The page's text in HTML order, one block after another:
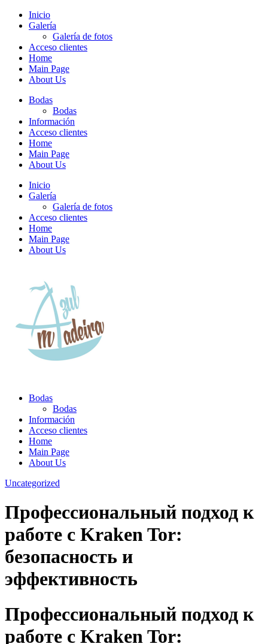
Inicio
Galería
Galería de fotos
Acceso clientes
Home
Main Page
About Us
Bodas
Bodas
Información
Acceso clientes
Home
Main Page
About Us
Inicio
Galería
Galería de fotos
Acceso clientes
Home
Main Page
About Us
Bodas
Bodas
Información
Acceso clientes
Home
Main Page
About Us
Uncategorized
Профессиональный подход к
работе с Kraken Tor:
безопасность и
эффективность
Профессиональный подход к
работе с Kraken Tor: